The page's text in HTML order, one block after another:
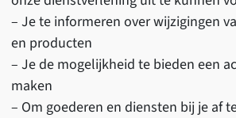
– Je te informeren over wijzigingen
en producten
– Je de mogelijkheid te bieden een
maken
– Om goederen en diensten bij je af